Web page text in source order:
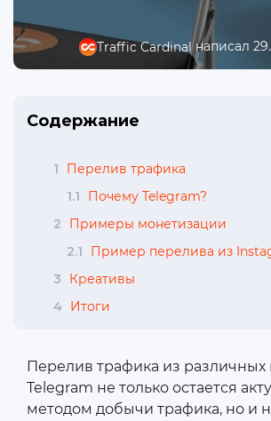
Traffic Cardinalнаписал
Содержание
1
Перелив трафика
1.1
Почему Telegram?
2
Примеры монетизации
2.1
Пример перелива из
3
Креативы
4 Итоги
Перелив трафика из различных
Telegram не только остается
методом добычи трафика, но и